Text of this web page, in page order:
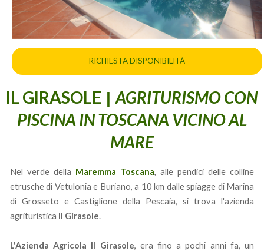
RICHIESTA DISPONIBILITÀ
IL GIRASOLE |AGRITURISMO CON
PISCINA IN TOSCANA VICINO AL
MARE
Nel verde della Maremma Toscana, alle pendici delle colline
etrusche di Vetulonia e Buriano, a 10 km dalle spiagge di Marina
di Grosseto e Castiglione della Pescaia, si trova l'azienda
agrituristica Il Girasole.
L'Azienda Agricola Il Girasole, era fino a pochi anni fa, un